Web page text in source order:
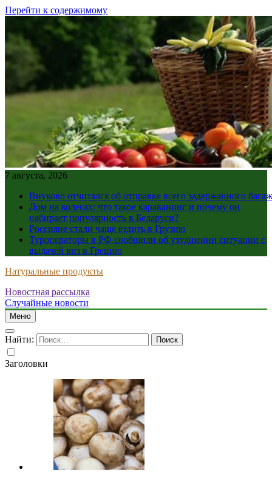
Перейти к содержимому
7 августа, 2026
Внуково отчитался об отправке всего задержанного
Дом на колесах: что такое караванинг и почему он
набирает популярность в Беларуси?
Россияне стали чаще ездить в Грузию
Туроператоры в РФ сообщили об ухудшении ситуации с
выдачей виз в Грецию
Натуральные продукты
Новостная рассылка
Случайные новости
Меню
Найти:
Заголовки